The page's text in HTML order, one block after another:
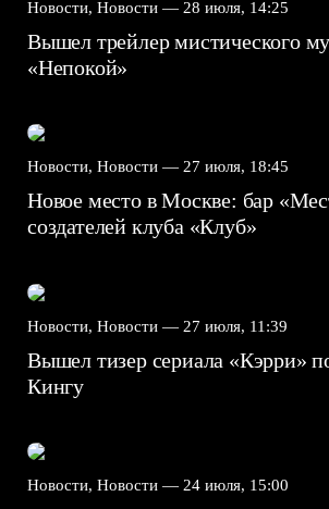
Новости, Новости — 28 июля, 14:25
Вышел трейлер мистического
«Непокой»
Новости, Новости — 27 июля, 18:45
Новое место в Москве: бар
создателей клуба «Клуб»
Новости, Новости — 27 июля, 11:39
Вышел тизер сериала «Кэрри»
Кингу
Новости, Новости — 24 июля, 15:00